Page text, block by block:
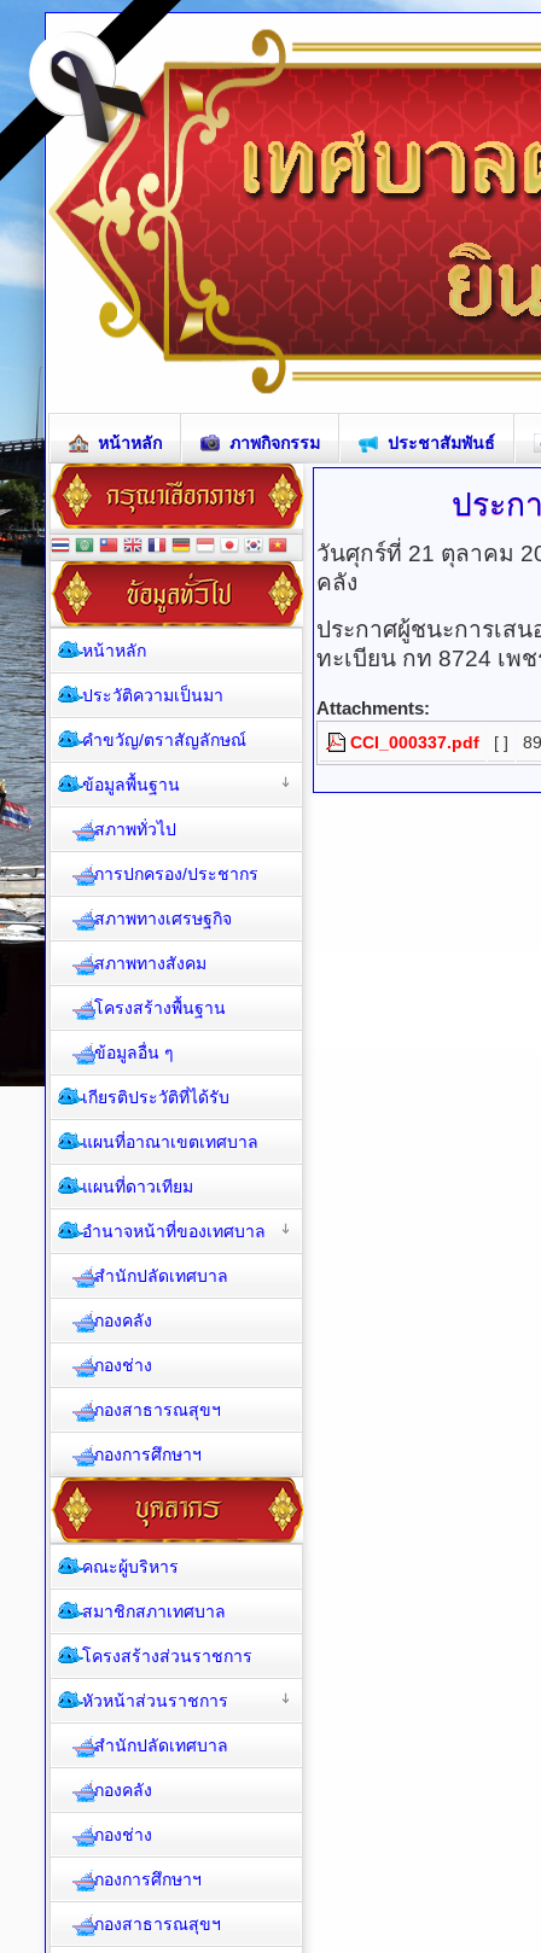
หน้าหลัก ภาพกิจกรรม ประชาสัมพันธ์
ประก
วันศุกร์ที่ 21 ตุลาคม
คลัง
ประกาศผู้ชนะการเส
ทะเบียน กท 8724 เพช
Attachments:
CCI_000337.pdf [ ]
หน้าหลัก
ประวัติความเป็นมา
คำขวัญ/ตราสัญลักษณ์
ข้อมูลพื้นฐาน
สภาพทั่วไป
การปกครอง/ประชากร
สภาพทางเศรษฐกิจ
สภาพทางสังคม
โครงสร้างพื้นฐาน
ข้อมูลอื่น ๆ
เกียรติประวัติที่ได้รับ
แผนที่อาณาเขตเทศบาล
แผนที่ดาวเทียม
อำนาจหน้าที่ของเทศบาล
สำนักปลัดเทศบาล
กองคลัง
กองช่าง
กองสาธารณสุขฯ
กองการศึกษาฯ
คณะผู้บริหาร
สมาชิกสภาเทศบาล
โครงสร้างส่วนราชการ
หัวหน้าส่วนราชการ
สำนักปลัดเทศบาล
กองคลัง
กองช่าง
กองการศึกษาฯ
กองสาธารณสุขฯ